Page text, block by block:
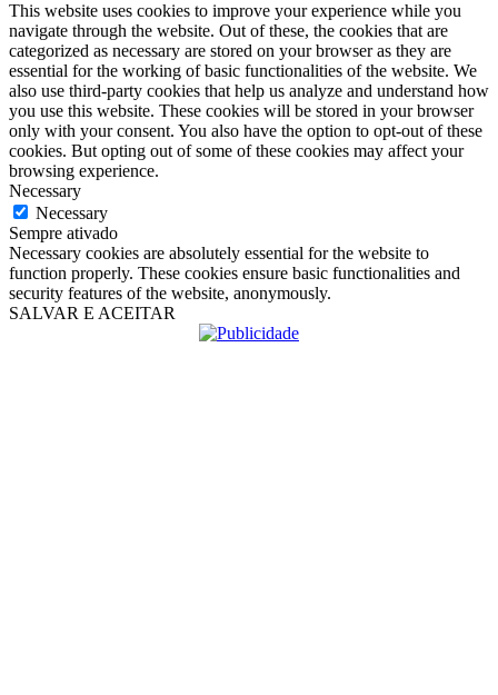
This website uses cookies to improve your experience while you
navigate through the website. Out of these, the cookies that are
categorized as necessary are stored on your browser as they are
essential for the working of basic functionalities of the website. We
also use third-party cookies that help us analyze and understand how
you use this website. These cookies will be stored in your browser
only with your consent. You also have the option to opt-out of these
cookies. But opting out of some of these cookies may affect your
browsing experience.
Necessary
Necessary
Sempre ativado
Necessary cookies are absolutely essential for the website to
function properly. These cookies ensure basic functionalities and
security features of the website, anonymously.
SALVAR E ACEITAR